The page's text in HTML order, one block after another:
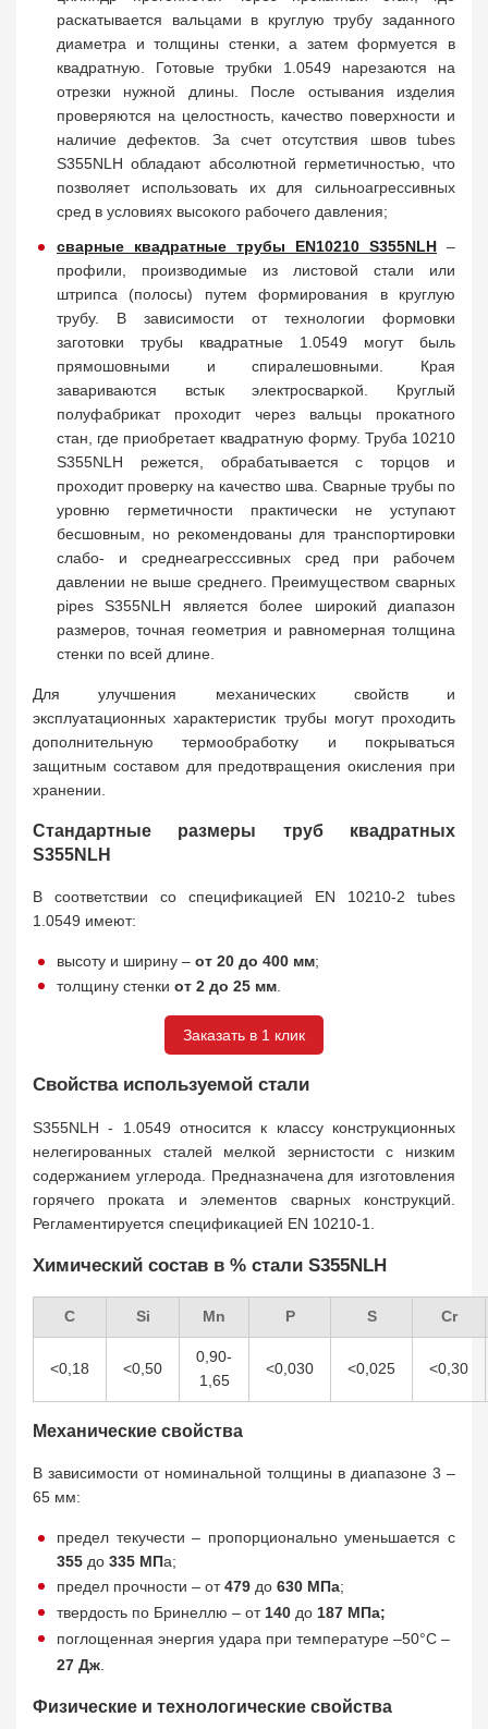
раскатывается вальцами в круглую трубу заданного
диаметра и толщины стенки, а затем формуется в
квадратную. Готовые трубки 1.0549 нарезаются на
отрезки нужной длины. После остывания изделия
проверяются на целостность, качество поверхности и
наличие дефектов. За счет отсутствия швов tubes
S355NLH обладают абсолютной герметичностью, что
позволяет использовать их для сильноагрессивных
сред в условиях высокого рабочего давления;
сварные квадратные трубы EN10210 S355NLH –
профили, производимые из листовой стали или
штрипса (полосы) путем формирования в круглую
трубу. В зависимости от технологии формовки
заготовки трубы квадратные 1.0549 могут быль
прямошовными и спиралешовными. Края
завариваются встык электросваркой. Круглый
полуфабрикат проходит через вальцы прокатного
стан, где приобретает квадратную форму. Труба 10210
S355NLH режется, обрабатывается с торцов и
проходит проверку на качество шва. Сварные трубы по
уровню герметичности практически не уступают
бесшовным, но рекомендованы для транспортировки
слабо- и среднеагресссивных сред при рабочем
давлении не выше среднего. Преимуществом сварных
pipes S355NLH является более широкий диапазон
размеров, точная геометрия и равномерная толщина
стенки по всей длине.
Для улучшения механических свойств и
эксплуатационных характеристик трубы могут проходить
дополнительную термообработку и покрываться
защитным составом для предотвращения окисления при
хранении.
Стандартные размеры труб квадратных
S355NLH
В соответствии со спецификацией EN 10210-2 tubes
1.0549 имеют:
высоту и ширину – от 20 до 400 мм;
толщину стенки от 2 до 25 мм
Заказать в 1 клик
Свойства используемой стали
S355NLH - 1.0549 относится к классу конструкционных
нелегированных сталей мелкой зернистости с низким
содержанием углерода. Предназначена для изготовления
горячего проката и элементов сварных конструкций.
Регламентируется спецификацией EN 10210-1.
Химический состав в % стали S355NLH
C Si Mn P S Cr
<0,18 <0,50
0,90-
1,65
<0,030 <0,025 <0,30
Механические свойства
В зависимости от номинальной толщины в диапазоне 3 –
65 мм:
предел текучести – пропорционально уменьшается с
355 до 335 МПа;
предел прочности – от479 до 630 МПа;
твердость по Бринеллю – от 140 до 187 МПа;
поглощенная энергия удара при температуре –50°C –
27 Дж
Физические и технологические свойства